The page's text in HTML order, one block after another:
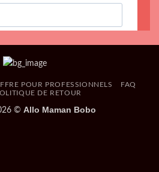
POUR PROFESSIONNELS
FAQ
DE RETOUR
© Allo Maman Bobo